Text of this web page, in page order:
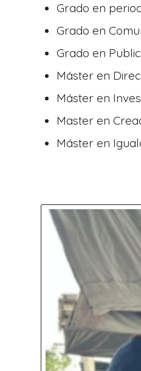
Grado en
Grado en
Grado en
Máster en
Máster en
Master en
Máster en